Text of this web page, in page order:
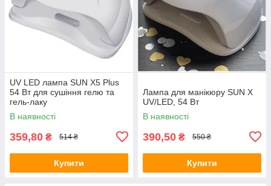
UV LED лампа SUN X5 Plus
54 Вт для сушіння гелю та
гель-лаку
В наявності
359,80 ₴ 514 ₴
Купити
Лампа для манікюру SUN X
UV/LED, 54 Вт
В наявності
390,50 ₴ 550 ₴
Купити